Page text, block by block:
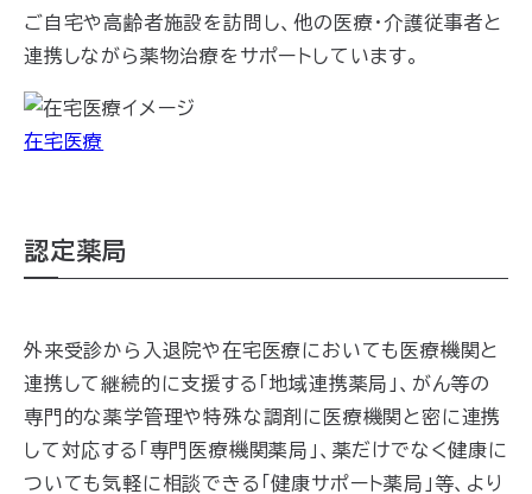
ご自宅や高齢者施設を訪問し、他の医療・介護従事者と
連携しながら薬物治療をサポートしています。
在宅医療
認定薬局
外来受診から入退院や在宅医療においても医療機関と
連携して継続的に支援する「地域連携薬局」、がん等の
専門的な薬学管理や特殊な調剤に医療機関と密に連携
して対応する「専門医療機関薬局」、薬だけでなく健康に
ついても気軽に相談できる「健康サポート薬局」等、より